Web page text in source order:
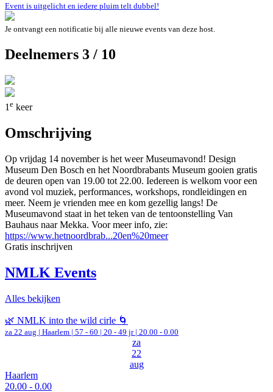
Event is uitgelicht en iedere pluim telt dubbel!
Je ontvangt een notificatie bij alle nieuwe events van deze host.
Deelnemers 3 / 10
1 e keer
Omschrijving
Op vrijdag 14 november is het weer Museumavond! Design
Museum Den Bosch en het Noordbrabants Museum gooien gratis
de deuren open van 19.00 tot 22.00. Iedereen is welkom voor een
avond vol muziek, performances, workshops, rondleidingen en
meer. Neem je vrienden mee en kom gezellig langs! De
Museumavond staat in het teken van de tentoonstelling Van
Bauhaus naar Mekka. Voor meer info, zie:
https://www.hetnoordbrab...20en%20meer
Gratis inschrijven
NMLK Events
Alles bekijken
🌿 NMLK into the wild cirle 🌀
za 22 aug | Haarlem | 57 - 60 | 20 - 49 jr | 20.00 - 0.00
za
22
aug
Haarlem
20.00 - 0.00